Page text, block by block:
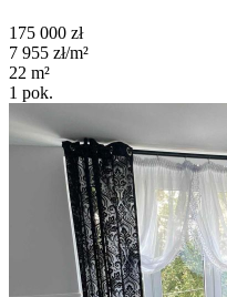
175 000 zł
7 955 zł/m²
22 m²
1 pok.